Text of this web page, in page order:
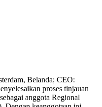
Belanda; CEO:
proses tinjauan
anggota Regional